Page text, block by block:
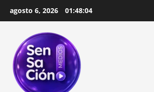
agosto 6, 2026 01:48:06